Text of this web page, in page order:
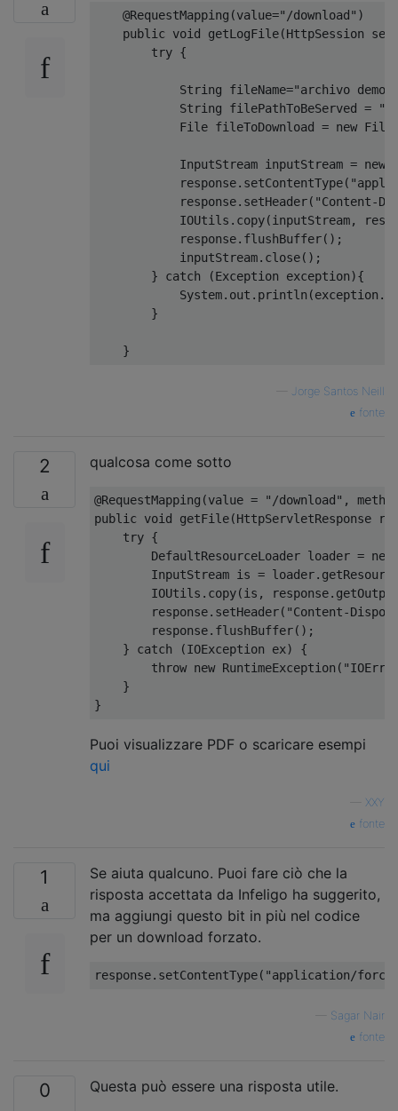
@RequestMapping (value="/download" )
public
void getLogFile(HttpSession
try {
String fileName="archivo
String filePathToBeServed =
File fileToDownload = new File
InputStream inputStream = new
            response
. setContentType(
            response
. setHeader( "Content-
IOUtils . copy(inputStream,
            response
. flushBuffer();
            inputStream
. close();
}
catch (Exception exception){
System. out . println (exception .
}
}
Jorge Santos Neill
fonte
2 qualcosa come sotto
@RequestMapping (value = "/download" ,
public
void getFile(HttpServletResponse
try {
DefaultResourceLoader loader = new
InputStream is = loader.
IOUtils . copy(is , response.
        response
. setHeader( "Content-
        response
. flushBuffer();
}
catch (IOException ex)
{
throw new RuntimeException (
}
}
Puoi visualizzare PDF o scaricare esempi
qui
XXY
fonte
1
Se aiuta qualcuno. Puoi fare ciò che la
risposta accettata da Infeligo ha suggerito,
ma aggiungi questo bit in più nel codice
per un download forzato.
response. setContentType( "application/force-
Sagar Nair
fonte
0
Questa può essere una risposta utile.